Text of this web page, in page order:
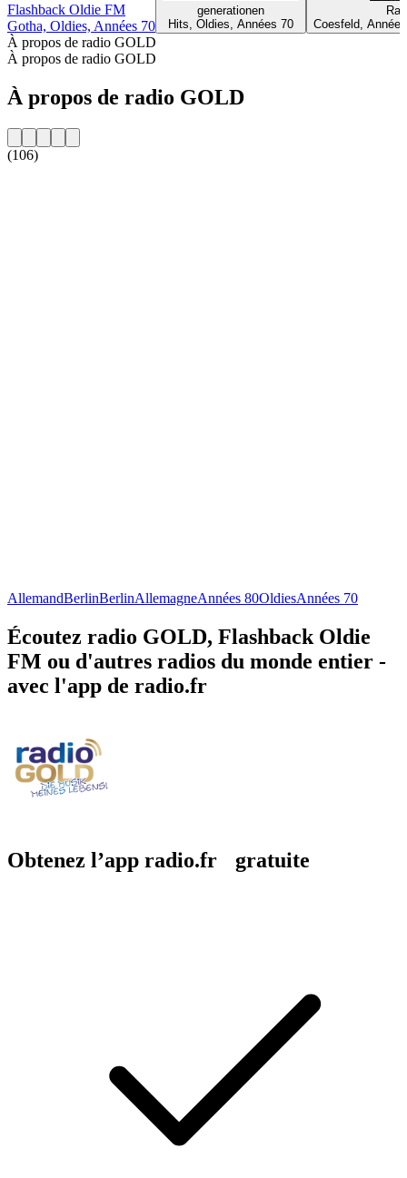
Flashback Oldie FM
Gotha, Oldies, Années 70
generationen
Hits, Oldies, Années 70
Coesfeld,
À propos de radio GOLD
À propos de radio GOLD
À propos de radio GOLD
(106)
AllemandBerlinBerlinAllemagneAnnées 80OldiesAnnées 70
Écoutez radio GOLD, Flashback Oldie
FM ou d'autres radios du monde entier -
avec l'app de radio.fr
Obtenez l’app radio.fr gratuite